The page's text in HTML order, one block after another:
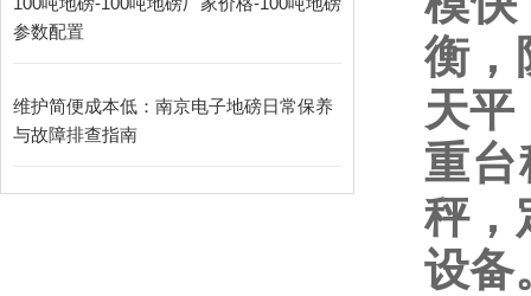
参数配置
维护简便成本低：南京电子地磅日常保养
与故障排查指南​
衡，
天平
重
秤，
设备